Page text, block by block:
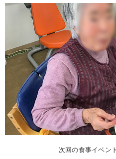
次回の食事イベン